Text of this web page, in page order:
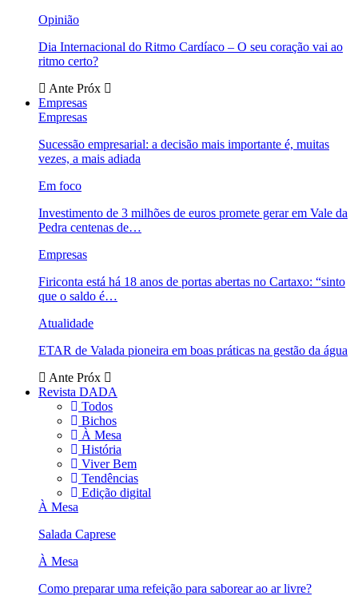
Opinião
Dia Internacional do Ritmo Cardíaco – O seu coração vai ao
ritmo certo?
Ante Próx
Empresas
Empresas
Sucessão empresarial: a decisão mais importante é, muitas
vezes, a mais adiada
Em foco
Investimento de 3 milhões de euros promete gerar em Vale da
Pedra centenas de…
Empresas
Firiconta está há 18 anos de portas abertas no Cartaxo: “sinto
que o saldo é…
Atualidade
ETAR de Valada pioneira em boas práticas na gestão da água
Ante Próx
Revista DADA
Todos
Bichos
À Mesa
História
Viver Bem
Tendências
Edição digital
À Mesa
Salada Caprese
À Mesa
Como preparar uma refeição para saborear ao ar livre?